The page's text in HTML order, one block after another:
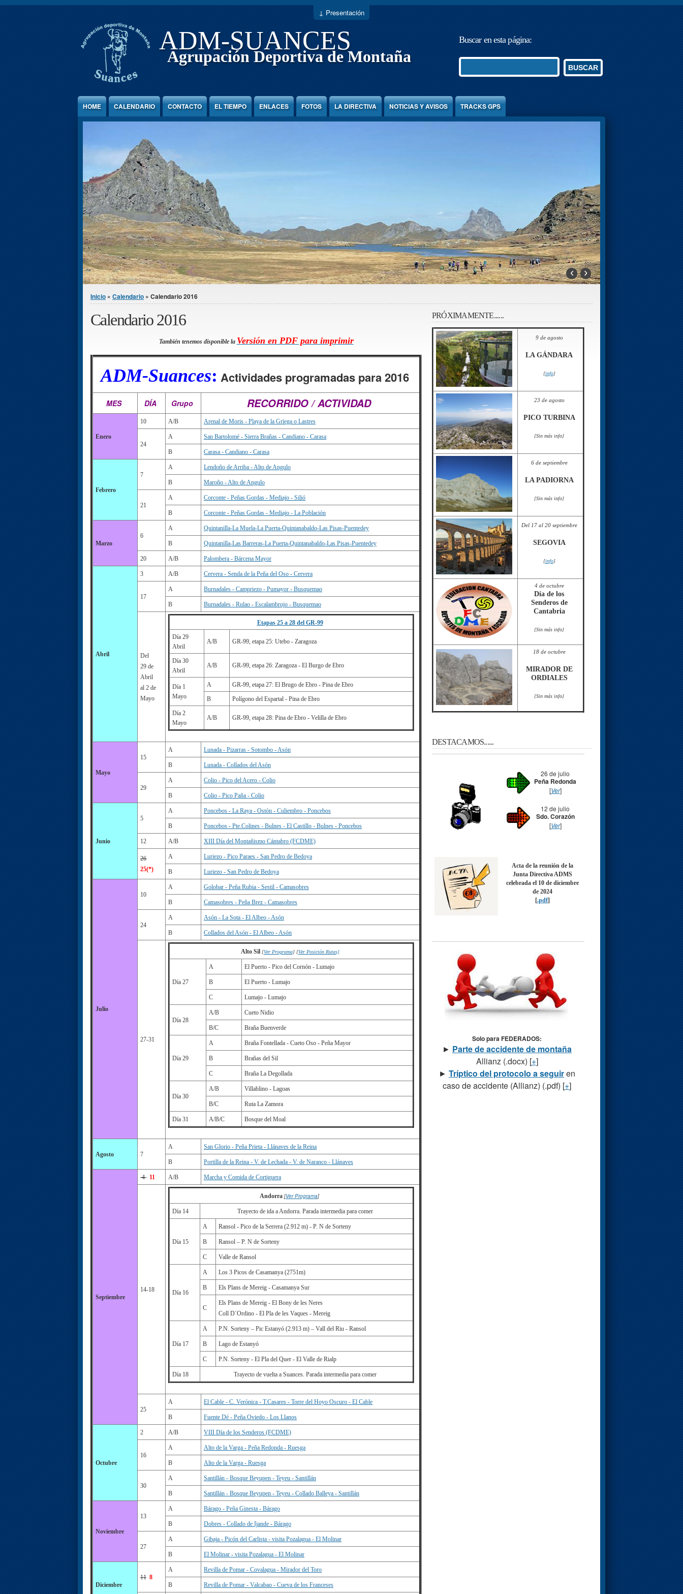
Jump to Content
↓ Presentación
ADM-SUANCES
Agrupación Deportiva de Montaña
Buscar en esta página:
BUSCAR
HOME CALENDARIO CONTACTO EL TIEMPO ENLACES FOTOS LA DIRECTIVA NOTICIAS Y AVISOS TRACKS GPS
‹ ›
Se encuentra usted aquí
Inicio » Calendario » Calendario 2016
Calendario 2016
También tenemos disponible la Versión en PDF para imprimir
ADM-Suances: Actividades programadas para 2016
MES DÍA Grupo RECORRIDO / ACTIVIDAD
Enero
10 A/B Arenal de Moris - Playa de la Griega o Lastres
24
A San Bartolomé - Sierra Brañas - Candiano - Carasa
B Carasa - Candiano - Carasa
Febrero
7
A Lendoño de Arriba - Alto de Angulo
B Maroño - Alto de Angulo
21
A Corconte - Peñas Gordas - Mediajo - Silió
B Corconte - Peñas Gordas - Mediajo - La Población
Marzo
6
A Quintanilla-La Muela-La Puerta-Quintanabaldo-Las Pisas-Puentedey
B Quintanilla-Las Barreras-La Puerta-Quintanabaldo-Las Pisas-Puentedey
20 A/B Palombera - Bárcena Mayor
Abril
3 A/B Cervera - Senda de la Peña del Oso - Cervera
17
A Burnadales - Campriezo - Pumayor - Busquemao
B Burnadales - Rulao - Escalambrujo - Busquemao
Del
29 de
Abril
al 2 de
Mayo
Etapas 25 a 28 del GR-99
Día 29
Abril
A/B GR-99, etapa 25: Utebo - Zaragoza
Día 30
Abril
A/B GR-99, etapa 26: Zaragoza - El Burgo de Ebro
Día 1
Mayo
A
GR-99, etapa 27: El Brugo de Ebro - Pina de Ebro
B
Polígono del Espartal - Pina de Ebro
Día 2
Mayo
A/B GR-99, etapa 28: Pina de Ebro - Velilla de Ebro
Mayo
15
A Lunada - Pizarras - Sotombo - Asón
B Lunada - Collados del Asón
29
A Colio - Pico del Acero - Colio
B Colio - Pico Paña - Colio
Junio
5
A Poncebos - La Raya - Ostón - Culiembro - Poncebos
B Poncebos - Pte.Colines - Bulnes - El Castillo - Bulnes - Poncebos
12 A/B XIII Día del Montañismo Cántabro (FCDME)
26
25(*)
A Luriezo - Pico Paraes - San Pedro de Bedoya
B Luriezo - San Pedro de Bedoya
Julio
10
A Golobar - Peña Rubia - Sestil - Camasobres
B Camasobres - Peña Brez - Camasobres
24
A Asón - La Sota - El Albeo - Asón
B Collados del Asón - El Albeo - Asón
27-31
Alto Sil [Ver Programa] [Ver Posición Rutas]
Día 27
A El Puerto - Pico del Cornón - Lumajo
B El Puerto - Lumajo
C Lumajo - Lumajo
Día 28
A/B Cueto Nidio
B/C Braña Buenverde
Día 29
A Braña Fontellada - Cueto Oso - Peña Mayor
B Brañas del Sil
C Braña La Degollada
Día 30
A/B Villablino - Lagoas
B/C Ruta La Zamora
Día 31 A/B/C Bosque del Moal
Agosto 7
A San Glorio - Peña Prieta - Llánaves de la Reina
B Portilla de la Reina - V. de Lechada - V. de Naranco - Llánaves
Septiembre
4 11 A/B Marcha y Comida de Cortiguera
14-18
Andorra [Ver Programa]
Día 14 Trayecto de ida a Andorra. Parada intermedia para comer
Día 15
A Ransol - Pico de la Serrera (2.912 m) - P. N de Sorteny
B Ransol – P. N de Sorteny
C Valle de Ransol
Día 16
A Los 3 Picos de Casamanya (2751m)
B Els Plans de Mereig - Casamanya Sur
C
Els Plans de Mereig - El Bony de les Neres
Coll D´Ordino - El Pla de les Vaques - Mereig
Día 17
A P.N. Sorteny – Pic Estanyó (2.913 m) – Vall del Riu - Ransol
B Lago de Estanyó
C P.N. Sorteny - El Pla del Quer - El Valle de Rialp
Día 18 Trayecto de vuelta a Suances. Parada intermedia para comer
25
A El Cable - C. Verónica - T.Casares - Torre del Hoyo Oscuro - El Cable
B Fuente Dé - Peña Oviedo - Los Llanos
Octubre
2 A/B VIII Día de los Senderos (FCDME)
16
A Alto de la Varga - Peña Redonda - Ruesga
B Alto de la Varga - Ruesga
30
A Santillán - Bosque Beyupen - Teyeu - Santillán
B Santillán - Bosque Beyupen - Teyeu - Collado Balleya - Santillán
Noviembre
13
A Bárago - Peña Ginesta - Bárago
B Dobres - Collado de Ijande - Bárago
27
A Gibaja - Picón del Carlista - visita Pozalagua - El Molinar
B El Molinar - visita Pozalagua - El Molinar
Diciembre
11 8
A Revilla de Pomar - Covalagua - Mirador del Toro
B Revilla de Pomar - Valcabao - Cueva de los Franceses
PRÓXIMAMENTE......
9 de agosto
LA GÁNDARA
[info]
23 de agosto
PICO TURBINA
[Sin más info]
6 de septiembre
LA PADIORNA
[Sin más info]
Del 17 al 20 septiembre
SEGOVIA
[info]
4 de octubre
Día de los
Senderos de
Cantabria
[Sin más info]
18 de octubre
MIRADOR DE
ORDIALES
[Sin más info]
DESTACAMOS......
26 de julio
Peña Redonda
[Ver]
12 de julio
Sdo. Corazón
[Ver]
Acta de la reunión de la
Junta Directiva ADMS
celebrada el 10 de diciembre
de 2024
[.pdf]
Solo para FEDERADOS:
► Parte de accidente de montaña
Allianz (.docx) [+]
► Tríptico del protocolo a seguiren
caso de accidente (Allianz) (.pdf) [+]